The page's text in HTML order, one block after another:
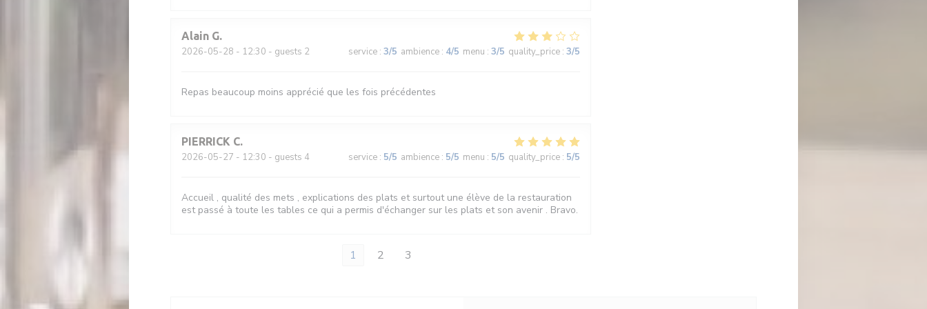
Alain G
2026-05-28 - 12:30 - guests 2 service : 3/5 ambience : 4/5 menu : 3/5 quality_price : 3/5
Repas beaucoup moins apprécié que les fois précédentes
PIERRICK C
2026-05-27 - 12:30 - guests 4 service : 5/5 ambience : 5/5 menu : 5/5 quality_price : 5/5
Accueil , qualité des mets , explications des plats et surtout une élève de la restauration
est passé à toute les tables ce qui a permis d'échanger sur les plats et son avenir . Bravo.
1 2 3